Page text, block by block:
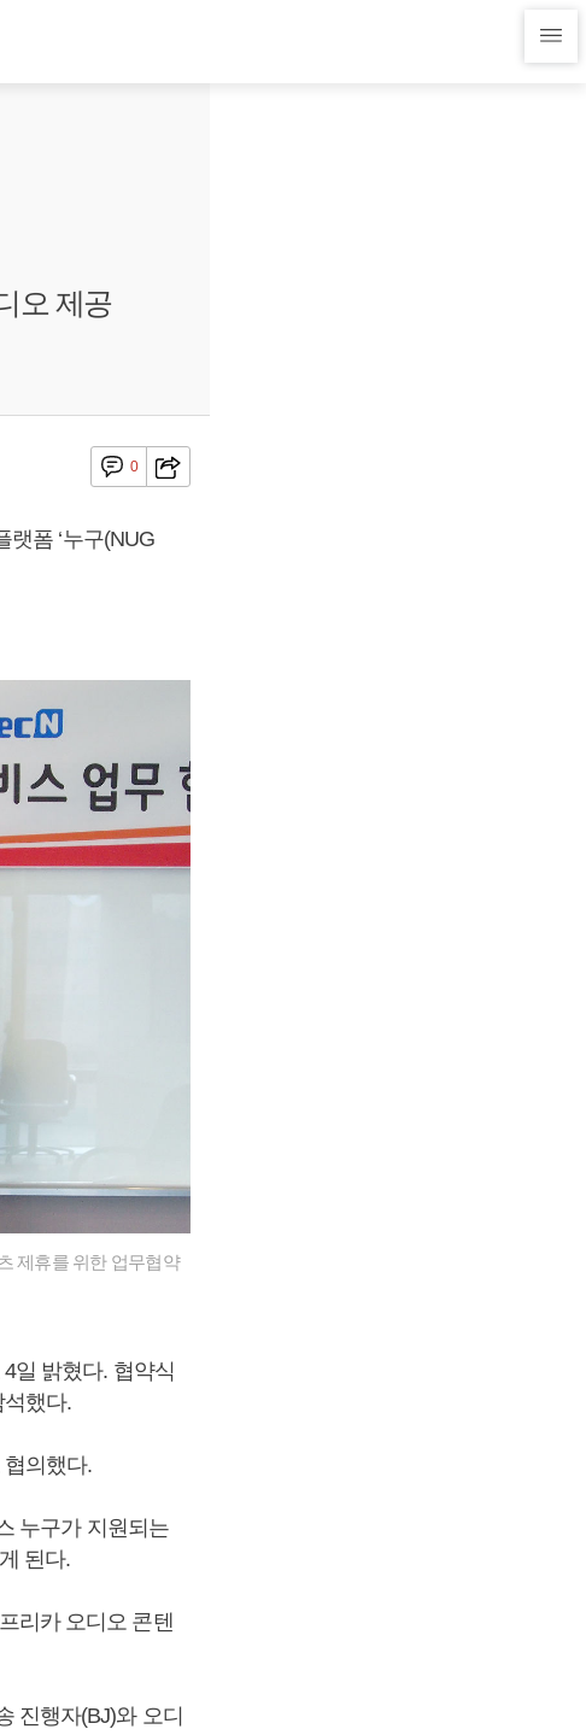
오 제공
0
랫폼 ‘누구(NUG
제휴를 위한 업무협약
일 밝혔다. 협약식
했다.
의했다.
누구가 지원되는
된다.
리카 오디오 콘텐
진행자(BJ)와 오디